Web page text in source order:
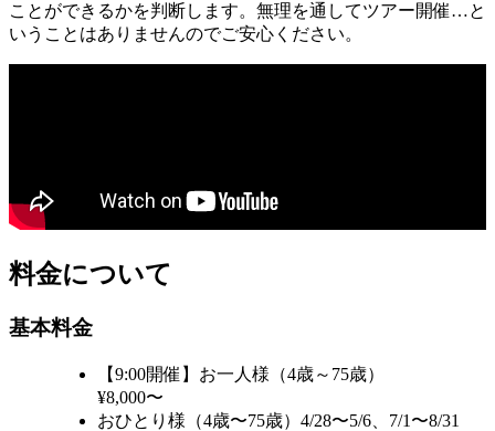
ことができるかを判断します。無理を通してツアー開催…と
いうことはありませんのでご安心ください。
料金について
基本料金
【9:00開催】お一人様（4歳～75歳）
¥8,000〜
おひとり様（4歳〜75歳）4/28〜5/6、7/1〜8/31